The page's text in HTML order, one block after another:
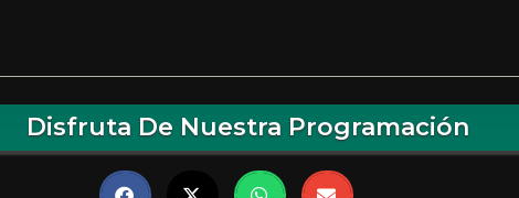
Disfruta De Nuestra Programación